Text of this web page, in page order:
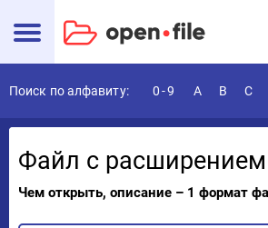
Поиск по алфавиту: 0-9 A B C
Файл с расширением
Чем открыть, описание – 1 формат